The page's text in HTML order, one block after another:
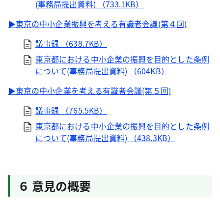
(事務局提出資料) （733.1KB）
▶東京の中小企業振興を考える有識者会議(第４回)
議事録 （638.7KB）
東京都における中小企業の振興を目的とした条例
について(事務局提出資料) （604KB）
▶東京の中小企業を考える有識者会議(第５回)
議事録 （765.5KB）
東京都における中小企業の振興を目的とした条例
について(事務局提出資料) （438.3KB）
６ 意見の概要